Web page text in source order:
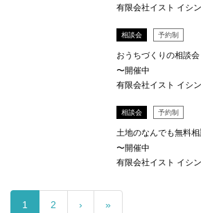
有限会社イスト イシ
相談会 予約制
おうちづくりの相談会
〜開催中
有限会社イスト イシ
相談会 予約制
土地のなんでも無料
〜開催中
有限会社イスト イシ
1 2 › »